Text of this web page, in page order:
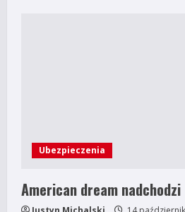
Ubezpieczenia
American dream nadchodzi